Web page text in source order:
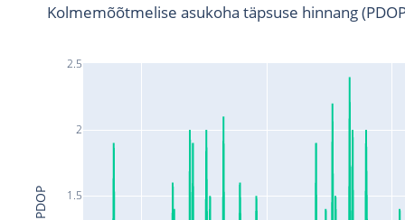
1.5
2
2.5
Kolmemõõtmelise asukoha täpsuse hinnang
PDOP